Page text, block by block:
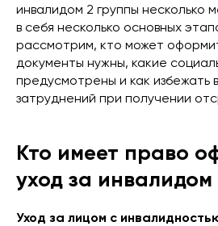
инвалидом 2 группы несколько
в себя несколько основных
рассмотрим, кто может
документы нужны, какие
предусмотрены и как избежать
затруднений при получении
Кто имеет право
уход за
Уход за лицом с